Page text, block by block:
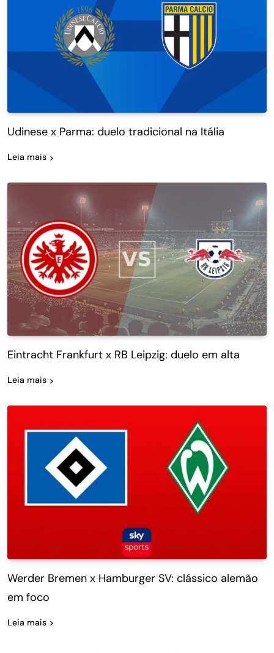
Udinese x Parma: duelo tradicional na Itália
Leia mais
Eintracht Frankfurt x RB Leipzig: duelo em alta
Leia mais
Werder Bremen x Hamburger SV: clássico alemão
em foco
Leia mais